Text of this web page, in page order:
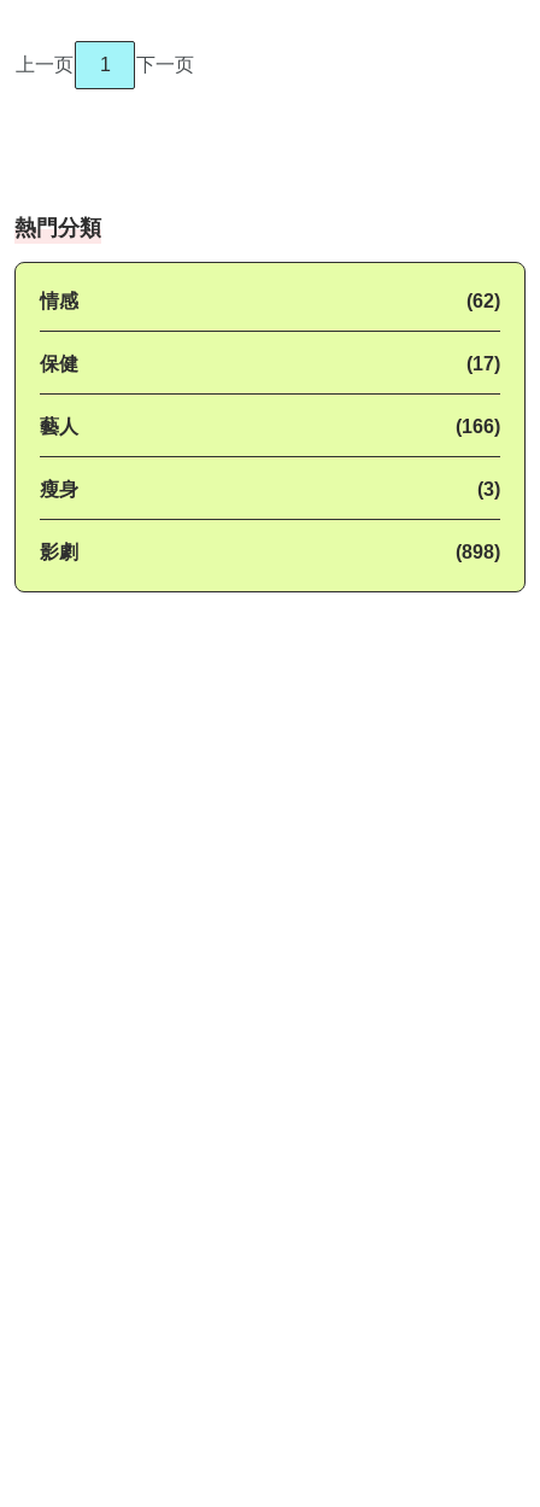
上一页 1 下一页
熱門分類
情感 (62)
保健 (17)
藝人 (166)
瘦身 (3)
影劇 (898)